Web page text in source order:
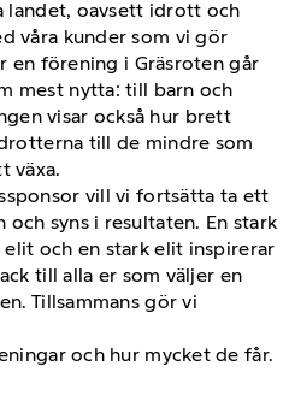
landet, oavsett idrott och
våra kunder som vi gör
en förening i Gräsroten går
mest nytta: till barn och
visar också hur brett
till de mindre som
växa.
vill vi fortsätta ta ett
och syns i resultaten. En stark
och en stark elit inspirerar
till alla er som väljer en
Tillsammans gör vi
och hur mycket de får.